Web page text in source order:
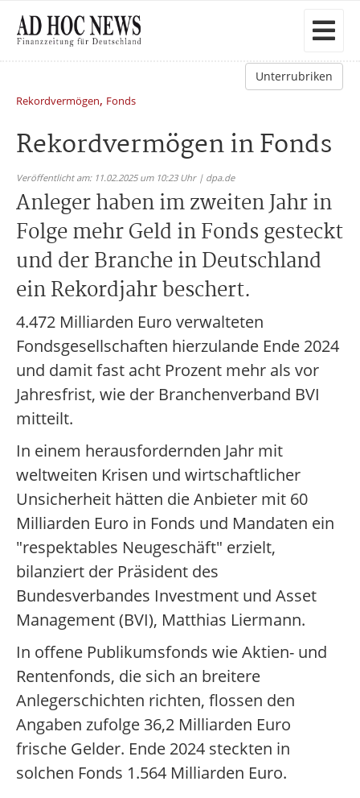
Unterrubriken
Rekordvermögen, Fonds
Rekordvermögen in Fonds
Veröffentlicht am: 11.02.2025 um 10:23 Uhr | dpa.de
Anleger haben im zweiten Jahr in
Folge mehr Geld in Fonds gesteckt
und der Branche in Deutschland
ein Rekordjahr beschert.
4.472 Milliarden Euro verwalteten
Fondsgesellschaften hierzulande Ende 2024
und damit fast acht Prozent mehr als vor
Jahresfrist, wie der Branchenverband BVI
mitteilt.
In einem herausfordernden Jahr mit
weltweiten Krisen und wirtschaftlicher
Unsicherheit hätten die Anbieter mit 60
Milliarden Euro in Fonds und Mandaten ein
"respektables Neugeschäft" erzielt,
bilanziert der Präsident des
Bundesverbandes Investment und Asset
Management (BVI), Matthias Liermann.
In offene Publikumsfonds wie Aktien- und
Rentenfonds, die sich an breitere
Anlegerschichten richten, flossen den
Angaben zufolge 36,2 Milliarden Euro
frische Gelder. Ende 2024 steckten in
solchen Fonds 1.564 Milliarden Euro.